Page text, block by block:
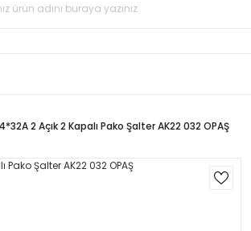
4*32A 2 Açık 2 Kapalı Pako Şalter AK22 032 OPAŞ